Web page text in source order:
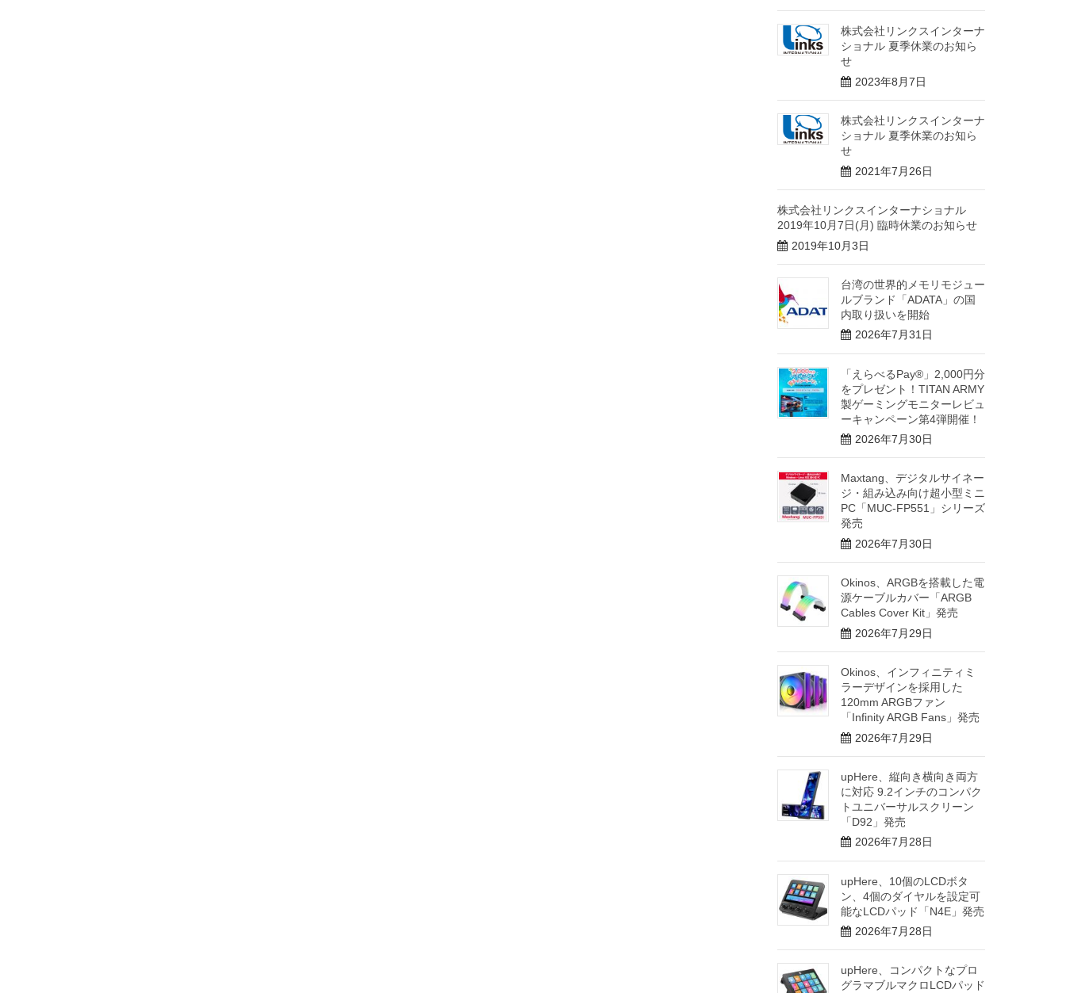
株式会社リンクスインターナ
ショナル 夏季休業のお知ら
せ
2023年8月7日
株式会社リンクスインターナ
ショナル 夏季休業のお知ら
せ
2021年7月26日
株式会社リンクスインターナショナル
2019年10月7日(月) 臨時休業のお知らせ
2019年10月3日
台湾の世界的メモリモジュー
ルブランド「ADATA」の国
内取り扱いを開始
2026年7月31日
「えらべるPay®」2,000円分
をプレゼント！TITAN ARMY
製ゲーミングモニターレビュ
ーキャンペーン第4弾開催！
2026年7月30日
Maxtang、デジタルサイネー
ジ・組み込み向け超小型ミニ
PC「MUC-FP551」シリーズ
発売
2026年7月30日
Okinos、ARGBを搭載した電
源ケーブルカバー「ARGB
Cables Cover Kit」発売
2026年7月29日
Okinos、インフィニティミ
ラーデザインを採用した
120mm ARGBファン
「Infinity ARGB Fans」発売
2026年7月29日
upHere、縦向き横向き両方
に対応 9.2インチのコンパク
トユニバーサルスクリーン
「D92」発売
2026年7月28日
upHere、10個のLCDボタ
ン、4個のダイヤルを設定可
能なLCDパッド「N4E」発売
2026年7月28日
upHere、コンパクトなプロ
グラマブルマクロLCDパッド